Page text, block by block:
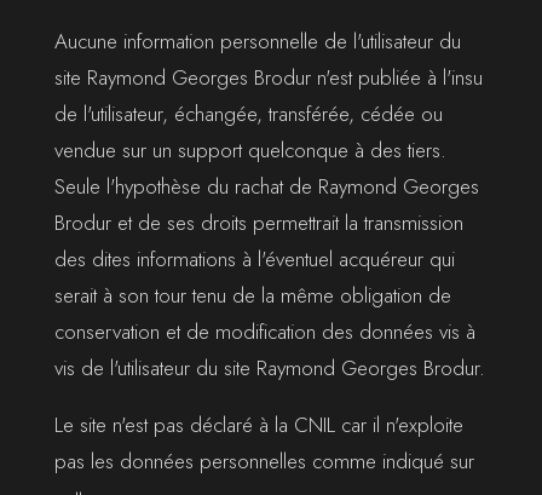
Aucune information personnelle de l'utilisateur du
site Raymond Georges Brodur n'est publiée à l'insu
de l'utilisateur, échangée, transférée, cédée ou
vendue sur un support quelconque à des tiers.
Seule l'hypothèse du rachat de Raymond Georges
Brodur et de ses droits permettrait la transmission
des dites informations à l'éventuel acquéreur qui
serait à son tour tenu de la même obligation de
conservation et de modification des données vis à
vis de l'utilisateur du site Raymond Georges Brodur.
Le site n'est pas déclaré à la CNIL car il n'exploite
pas les données personnelles comme indiqué sur